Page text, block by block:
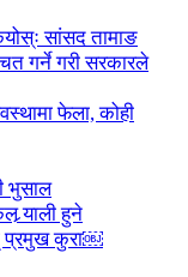
सांसद तामाङ
गर्ने गरी सरकारले
फेला, कोही
भुसाल
र्‍याली हुने
प्रमुख कुरा￼